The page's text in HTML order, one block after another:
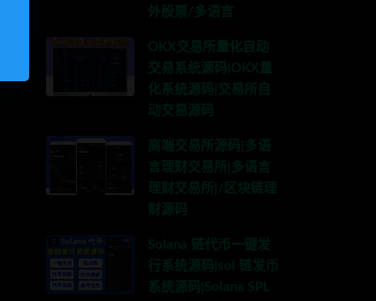
外股票/多语言
OKX交易所量化自动
交易系统源码|OKX量
化系统源码|交易所自
动交易源码
高端交易所源码|多语
言理财交易所|多语言
理财交易所|/区块链理
财源码
Solana 链代币一键发
行系统源码|sol 链发币
系统源码|Solana SPL